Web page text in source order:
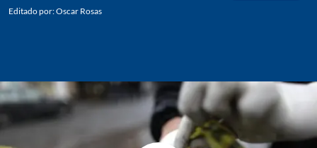
Editado por:Oscar Rosas